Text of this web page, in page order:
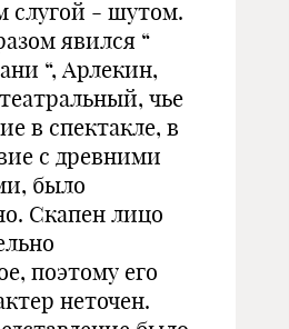
слугой - шутом.
явился “
“, Арлекин,
чье
в спектакле, в
с древними
было
Скапен лицо
поэтому его
неточен.